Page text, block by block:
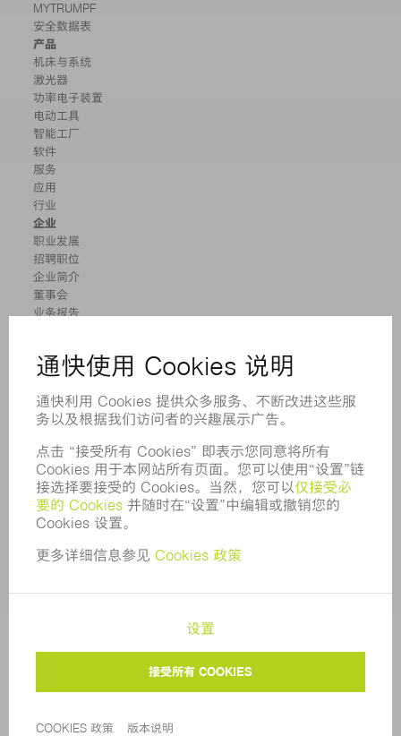
MYTRUMPF
安全数据表
产品
机床与系统
激光器
功率电子装置
电动工具
智能工厂
软件
服务
应用
行业
企业
职业发展
招聘职位
企业简介
董事会
业务报告
举报系统
新闻稿
杂志
环境和气候
社会和公共事务
企业管理
数据保护
通快通用采购条款及条件
COOKIE 设置 隐私设置
© 2026 TRUMPF | 苏公网安备 32058502010513号|苏